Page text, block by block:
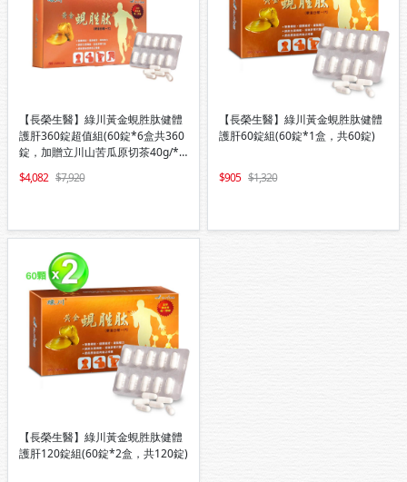
【長榮生醫】綠川黃金蜆胜肽健體
護肝360錠超值組(60錠*6盒共360
錠，加贈立川山苦瓜原切茶40g/*2
4,082 7,920
【長榮生醫】綠川黃金蜆胜肽健體
護肝60錠組(60錠*1盒，共60錠)
905 1,320
【長榮生醫】綠川黃金蜆胜肽健體
護肝120錠組(60錠*2盒，共120錠)